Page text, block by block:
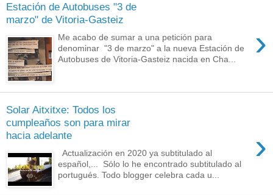
Estación de Autobuses "3 de
marzo" de Vitoria-Gasteiz
›
Me acabo de sumar a una petición para
denominar "3 de marzo" a la nueva Estación de
Autobuses de Vitoria-Gasteiz nacida en Cha...
Solar Aitxitxe: Todos los
cumpleaños son para mirar
hacia adelante
›
Actualización en 2020 ya subtitulado al
español,... Sólo lo he encontrado subtitulado al
portugués. Todo blogger celebra cada u...